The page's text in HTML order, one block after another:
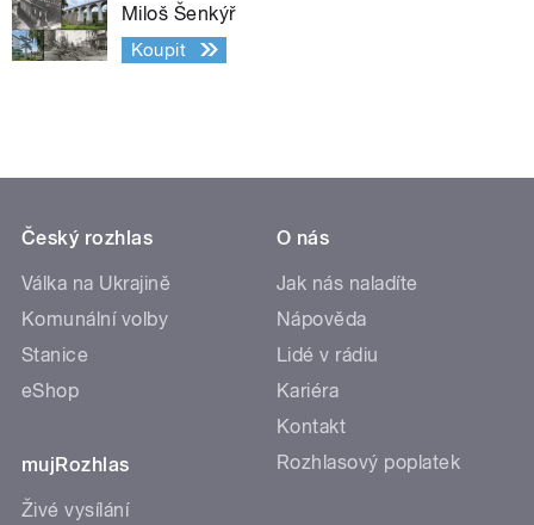
Miloš Šenkýř
Koupit
Český rozhlas
Válka na Ukrajině
Komunální volby
Stanice
eShop
mujRozhlas
Živé vysílání
O nás
Jak nás naladíte
Nápověda
Lidé v rádiu
Kariéra
Kontakt
Rozhlasový poplatek